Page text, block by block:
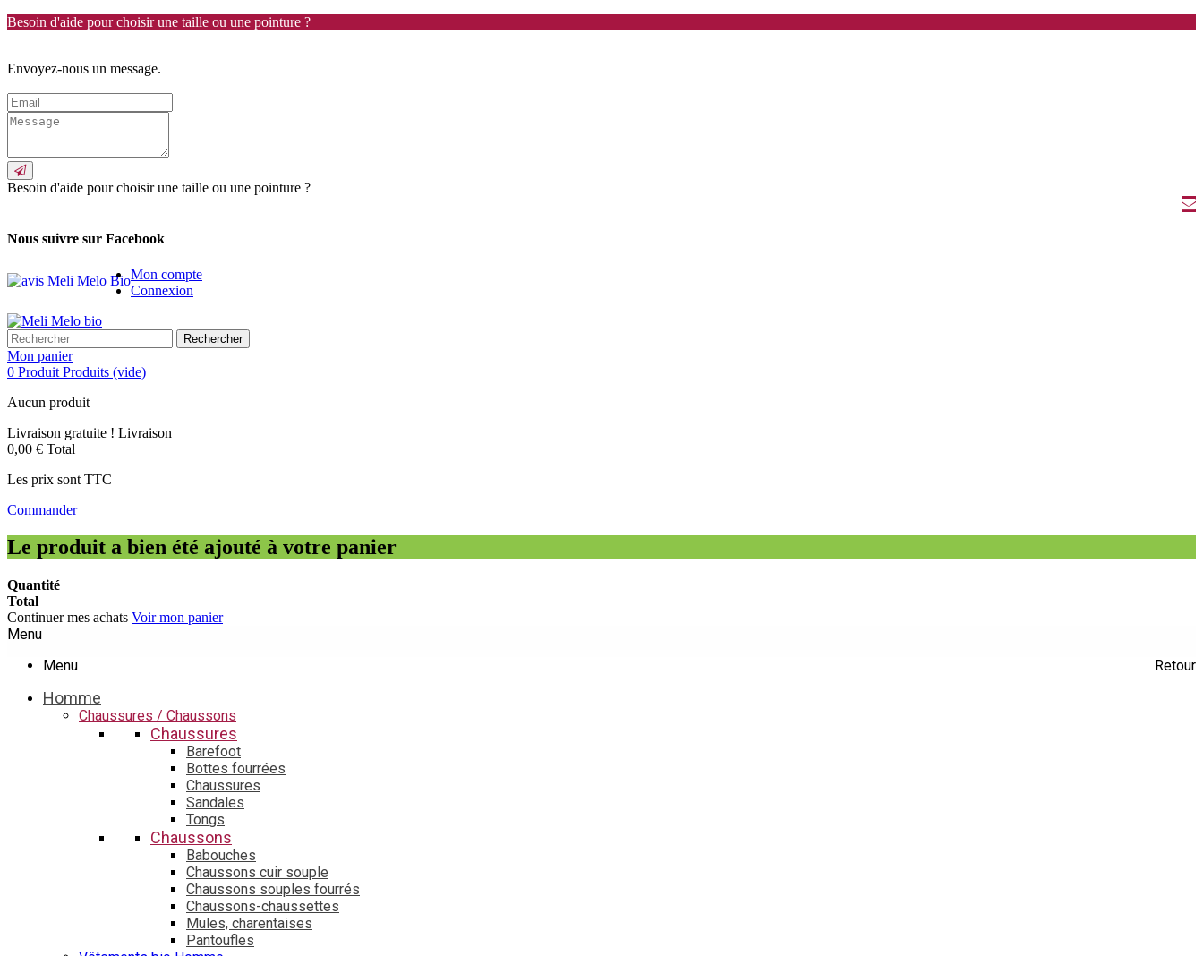
Besoin d'aide pour choisir une taille ou une pointure ?
Envoyez-nous un message.
Besoin d'aide pour choisir une taille ou une pointure ?
Nous suivre sur Facebook
Mon compte
Connexion
Rechercher
Mon panier
0 Produit Produits (vide)
Aucun produit
Livraison gratuite ! Livraison
0,00 € Total
Les prix sont TTC
Commander
Le produit a bien été ajouté à votre panier
Quantité
Total
Continuer mes achats Voir mon panier
Menu
Menu
Retour
Homme
Chaussures / Chaussons
Chaussures
Barefoot
Bottes fourrées
Chaussures
Sandales
Tongs
Chaussons
Babouches
Chaussons cuir souple
Chaussons souples fourrés
Chaussons-chaussettes
Mules, charentaises
Pantoufles